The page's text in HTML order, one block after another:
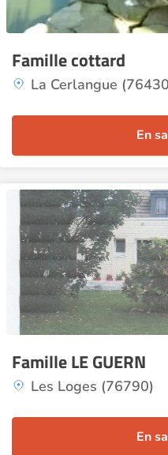
Famille cottard
La Cerlangue
En
Famille LE GUERN
Les Loges (76790)
En